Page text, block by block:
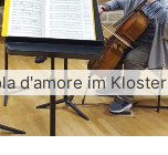
d'amore im Kloster